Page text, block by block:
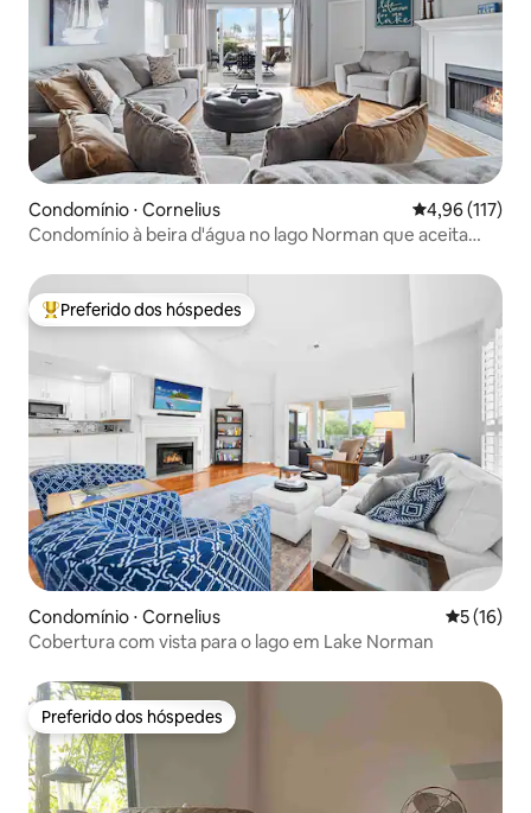
Condomínio ⋅ Cornelius 4,96 de uma
4,96 (117)
Condomínio à beira d'água no lago Norman que aceita
Entre os melhores preferidos dos hóspedes
Preferido dos hóspedes
Condomínio ⋅ Cornelius 5 de uma
5 (16)
Cobertura com vista para o lago em Lake Norman
Preferido dos hóspedes
Preferido dos hóspedes